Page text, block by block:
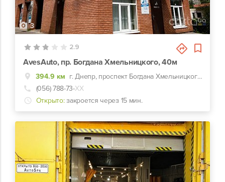
3
2.9
AvesAuto, пр. Богдана Хмельницкого, 40м
394.9 км
г. Днепр, проспект Богдана Хмельницкого, 40м
(056) 788-73-ХХ
Открыто: закроется через 15 мин.